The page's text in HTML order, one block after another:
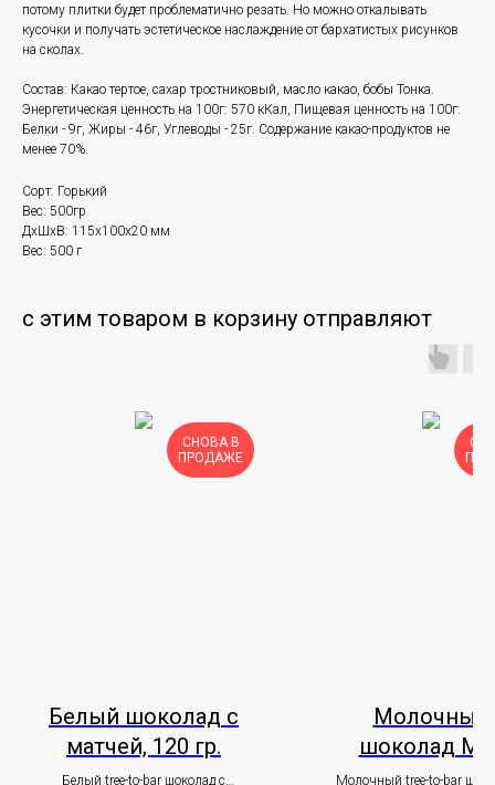
потому плитки будет проблематично резать. Но можно откалывать
кусочки и получать эстетическое наслаждение от бархатистых рисунков
на сколах.
Состав: Какао тертое, сахар тростниковый, масло какао, бобы Тонка.
Энергетическая ценность на 100г: 570 кКал, Пищевая ценность на 100г:
Белки - 9г, Жиры - 46г, Углеводы - 25г. Содержание какао-продуктов не
менее 70%.
Сорт: Горький
Вес: 500гр
ДxШxВ: 115x100x20 мм
Вес: 500 г
с этим товаром в корзину отправляют
СНОВА В
ПРОДАЖЕ
Белый шоколад с
матчей, 120 гр.
Белый tree-to-bar шоколад с
Молочный
шоколад
Miranda с
Молочный tree-to-bar